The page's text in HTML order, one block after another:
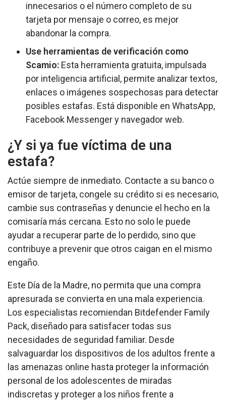
innecesarios o el número completo de su
tarjeta por mensaje o correo, es mejor
abandonar la compra.
Use herramientas de verificación como
Scamio: Esta herramienta gratuita, impulsada
por inteligencia artificial, permite analizar textos,
enlaces o imágenes sospechosas para detectar
posibles estafas. Está disponible en WhatsApp,
Facebook Messenger y navegador web.
¿Y si ya fue víctima de una
estafa?
Actúe siempre de inmediato. Contacte a su banco o
emisor de tarjeta, congele su crédito si es necesario,
cambie sus contraseñas y denuncie el hecho en la
comisaría más cercana. Esto no solo le puede
ayudar a recuperar parte de lo perdido, sino que
contribuye a prevenir que otros caigan en el mismo
engaño.
Este Día de la Madre, no permita que una compra
apresurada se convierta en una mala experiencia.
Los especialistas recomiendan Bitdefender Family
Pack, diseñado para satisfacer todas sus
necesidades de seguridad familiar. Desde
salvaguardar los dispositivos de los adultos frente a
las amenazas online hasta proteger la información
personal de los adolescentes de miradas
indiscretas y proteger a los niños frente a